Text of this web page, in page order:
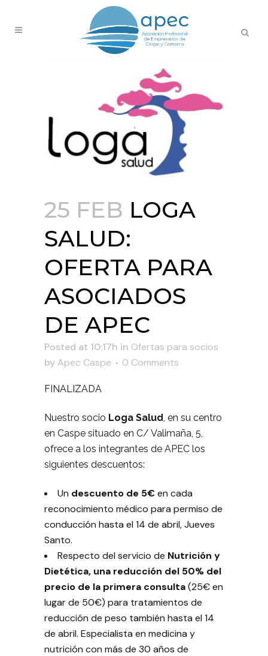
25 FEB LOGA
SALUD:
OFERTA PARA
ASOCIADOS
DE APEC
Posted at 10:17h in Ofertas para socios
by Apec Caspe 0 Comments
FINALIZADA
Nuestro socio Loga Salud , en su centro
en Caspe situado en C/ Valimaña, 5,
ofrece a los integrantes de APEC los
siguientes descuentos:
Un descuento de 5€en cada
reconocimiento médico para permiso de
conducción hasta el 14 de abril, Jueves
Santo.
Respecto del servicio de Nutrición y
Dietética, una reducción del 50% del
precio de la primera consulta(25€ en
lugar de 50€) para tratamientos de
reducción de peso también hasta el 14
de abril. Especialista en medicina y
nutrición con más de 30 años de